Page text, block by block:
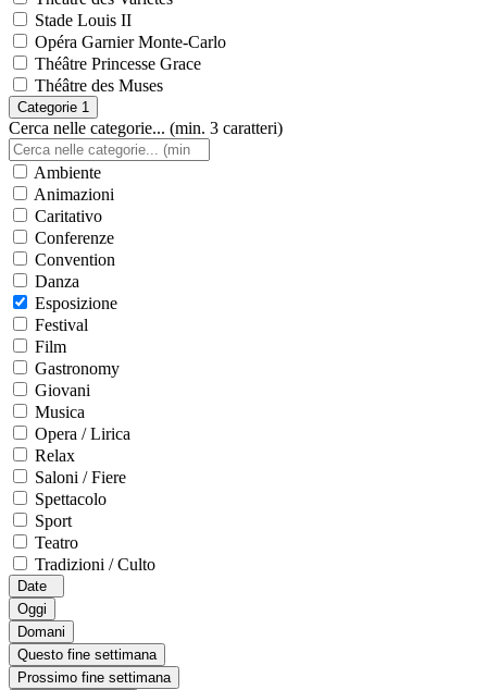
Stade Louis II
Opéra Garnier Monte-Carlo
Théâtre Princesse Grace
Théâtre des Muses
Categorie 1
Cerca nelle categorie... (min. 3 caratteri)
Ambiente
Animazioni
Caritativo
Conferenze
Convention
Danza
Esposizione
Festival
Film
Gastronomy
Giovani
Musica
Opera / Lirica
Relax
Saloni / Fiere
Spettacolo
Sport
Teatro
Tradizioni / Culto
Date
Oggi
Domani
Questo fine settimana
Prossimo fine settimana